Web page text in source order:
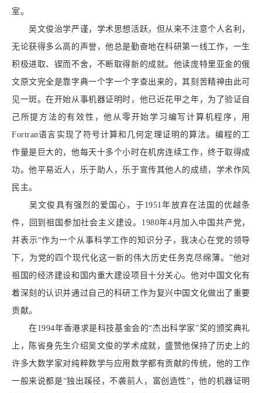
室。
吴文俊治学严谨，学术思想活跃，但从来不注意个人名利，
无论获得多么高的声誉，他总是勤奋地在科研第一线工作，一生
积极进取、锲而不舍，不断取得新的成就。他读庞特里亚金的俄
文原文完全是靠字典一个字一个字查出来的，其刻苦精神由此可
见一斑。在开始从事机器证明时，他已近花甲之年，为了验证自
己所提方法的有效性，他从零开始学习编写计算机程序，用
Fortran语言实现了符号计算和几何定理证明的算法。编程的工
作量是巨大的，他每天十多个小时在机房连续工作，终于取得成
功。他平易近人，乐于助人，乐于宣传其他人的成绩，学术作风
民主。
吴文俊具有强烈的爱国心，于1951年放弃在法国的优越条
件，回到祖国参加社会主义建设。1980年4月加入中国共产党，
并表示“作为一个从事科学工作的知识分子，我决心在党的领导
下，为党的四个现代化这一新的伟大历史任务克尽绵薄。”他对
祖国的经济建设和国内重大建设项目十分关心。他对中国文化有
着深刻的认识并通过自己的科研工作为复兴中国文化做出了重要
贡献。
在1994年香港求是科技基金会的“杰出科学家”奖的颁奖典礼
上，陈省身先生介绍吴文俊的学术成就，盛赞他保持了历史上的
许多大数学家对纯粹数学与应用数学都有贡献的传统，他的工作
一般来说都是“独出蹊径，不袭前人，富创造性”，他的机器证明